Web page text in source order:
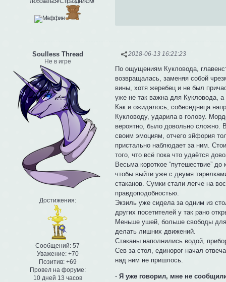
2018-06-13 16:21:23
Soulless Thread
Не в игре
Достижения:
Сообщений: 57
Уважение: +70
Позитив: +69
Провел на форуме:
10 дней 13 часов
По ощущениям Кукловода,
возвращалась, заменяя собой
вины, хотя жеребец и не был
уже не так важна для Кукловода,
Как и ожидалось, собеседница
Кукловоду, ударила в голову.
вероятно, было довольно сложно.
своим эмоциям, отчего эйфория
пристально наблюдает за ним.
того, что всё пока что удаётся
Весьма короткое “путешествие”
чтобы выйти уже с двумя
стаканов. Сумки стали легче на
правдоподобностью.
Экзиль уже сидела за одним из
других посетителей у так рано
Меньше ушей, больше свободы
делать лишних движений.
Стаканы наполнились водой,
Сев за стол, единорог начал
над ним не пришлось.
-Я уже говорил, мне не